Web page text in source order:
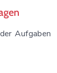
Aufgaben